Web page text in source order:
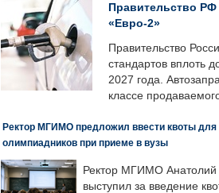
Правительство РФ
«Евро-2»
Правительство
стандартов вплоть
2027 года.
классе
Ректор МГИМО предложил ввести квоты для
олимпиадников при приеме в вузы
Ректор МГИМО Анатолий
выступил за введение